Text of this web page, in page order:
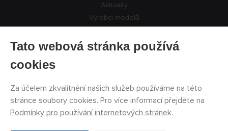
Aktuality
Výrobci modelů
Kontakty
Tato webová stránka používá
cookies
Za účelem zkvalitnění našich služeb používáme na této
stránce soubory cookies. Pro více informací přejděte na
Podmínky pro používání internetových stránek.